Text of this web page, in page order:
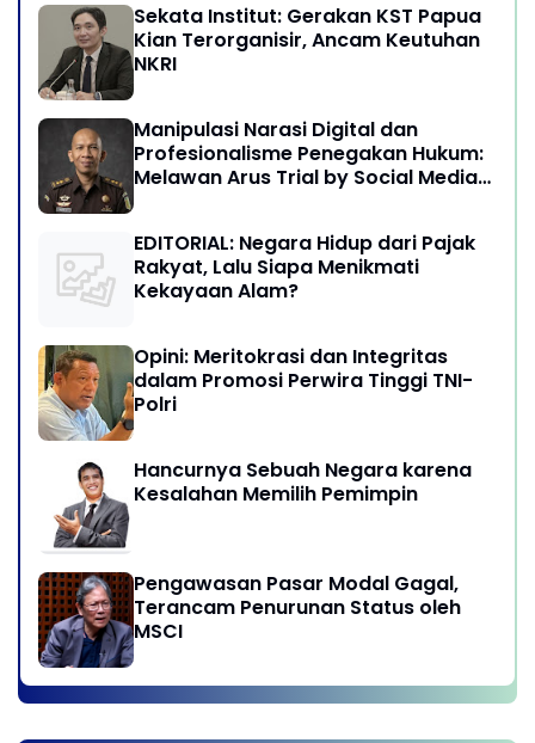
Sekata Institut: Gerakan KST Papua
Kian Terorganisir, Ancam Keutuhan
NKRI
Manipulasi Narasi Digital dan
Profesionalisme Penegakan Hukum:
Melawan Arus Trial by Social Media
EDITORIAL: Negara Hidup dari Pajak
Rakyat, Lalu Siapa Menikmati
Kekayaan Alam?
Opini: Meritokrasi dan Integritas
dalam Promosi Perwira Tinggi TNI-
Polri
Hancurnya Sebuah Negara karena
Kesalahan Memilih Pemimpin
Pengawasan Pasar Modal Gagal,
Terancam Penurunan Status oleh
MSCI